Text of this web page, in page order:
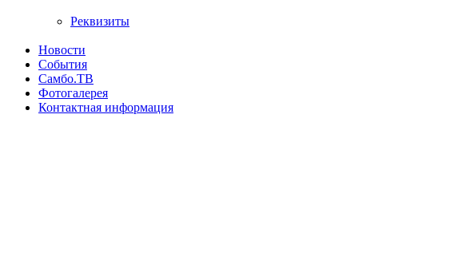
Реквизиты
Новости
События
Самбо.ТВ
Фотогалерея
Контактная информация